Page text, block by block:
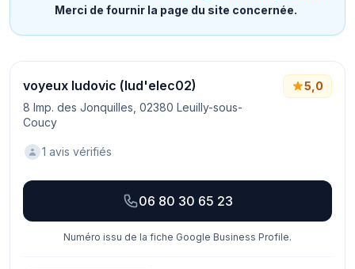
Merci de fournir la page du site concernée.
voyeux ludovic (lud'elec02)
8 Imp. des Jonquilles, 02380 Leuilly-sous-
Coucy
5,0
1 avis vérifiés
06 80 30 65 23
Numéro issu de la fiche Google Business Profile.